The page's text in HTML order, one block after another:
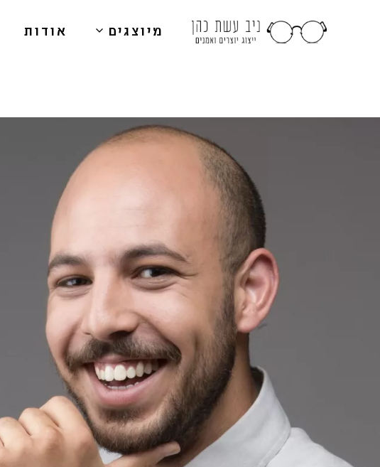
מיוצגים אודות